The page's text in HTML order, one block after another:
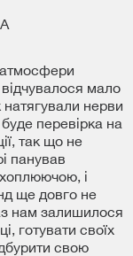
мало
натягували нерви
перевірка на
так що не
панував
і
ще довго не
нам залишилося
готувати своїх
свою